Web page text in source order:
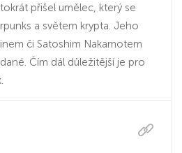
přišel umělec, který se
a světem krypta. Jeho
či Satoshim Nakamotem
Čím dál důležitější je pro